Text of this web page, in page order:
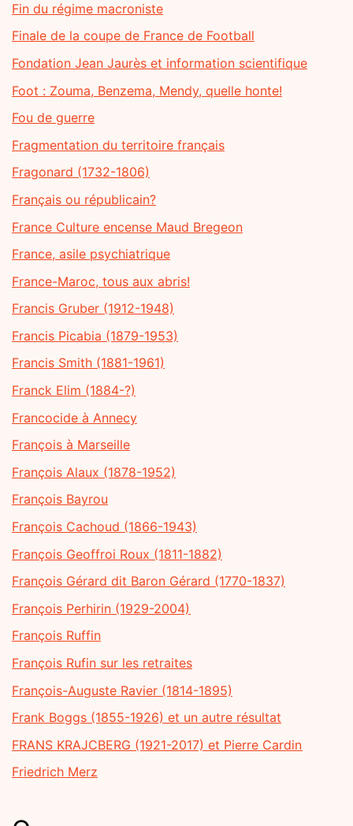
Fin du régime macroniste
Finale de la coupe de France de Football
Fondation Jean Jaurès et information scientifique
Foot : Zouma, Benzema, Mendy, quelle honte!
Fou de guerre
Fragmentation du territoire français
Fragonard (1732-1806)
Français ou républicain?
France Culture encense Maud Bregeon
France, asile psychiatrique
France-Maroc, tous aux abris!
Francis Gruber (1912-1948)
Francis Picabia (1879-1953)
Francis Smith (1881-1961)
Franck Elim (1884-?)
Francocide à Annecy
François à Marseille
François Alaux (1878-1952)
François Bayrou
François Cachoud (1866-1943)
François Geoffroi Roux (1811-1882)
François Gérard dit Baron Gérard (1770-1837)
François Perhirin (1929-2004)
François Ruffin
François Rufin sur les retraites
François-Auguste Ravier (1814-1895)
Frank Boggs (1855-1926) et un autre résultat
FRANS KRAJCBERG (1921-2017) et Pierre Cardin
Friedrich Merz